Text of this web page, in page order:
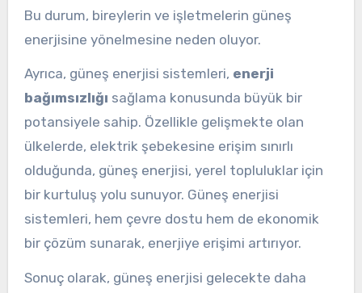
Bu durum, bireylerin ve işletmelerin güneş
enerjisine yönelmesine neden oluyor.
Ayrıca, güneş enerjisi sistemleri, enerji
bağımsızlığı sağlama konusunda büyük bir
potansiyele sahip. Özellikle gelişmekte olan
ülkelerde, elektrik şebekesine erişim sınırlı
olduğunda, güneş enerjisi, yerel topluluklar için
bir kurtuluş yolu sunuyor. Güneş enerjisi
sistemleri, hem çevre dostu hem de ekonomik
bir çözüm sunarak, enerjiye erişimi artırıyor.
Sonuç olarak, güneş enerjisi gelecekte daha